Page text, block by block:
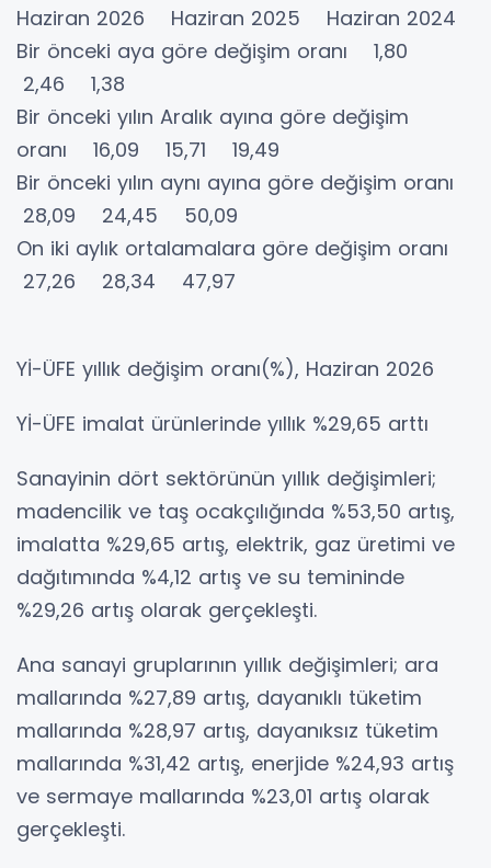
Haziran 2026 Haziran 2025 Haziran 2024
Bir önceki aya göre değişim oranı 1,80
2,46 1,38
Bir önceki yılın Aralık ayına göre değişim
oranı 16,09 15,71 19,49
Bir önceki yılın aynı ayına göre değişim oranı
28,09 24,45 50,09
On iki aylık ortalamalara göre değişim oranı
27,26 28,34 47,97
Yİ-ÜFE yıllık değişim oranı(%), Haziran 2026
Yİ-ÜFE imalat ürünlerinde yıllık %29,65 arttı
Sanayinin dört sektörünün yıllık değişimleri;
madencilik ve taş ocakçılığında %53,50 artış,
imalatta %29,65 artış, elektrik, gaz üretimi ve
dağıtımında %4,12 artış ve su temininde
%29,26 artış olarak gerçekleşti.
Ana sanayi gruplarının yıllık değişimleri; ara
mallarında %27,89 artış, dayanıklı tüketim
mallarında %28,97 artış, dayanıksız tüketim
mallarında %31,42 artış, enerjide %24,93 artış
ve sermaye mallarında %23,01 artış olarak
gerçekleşti.